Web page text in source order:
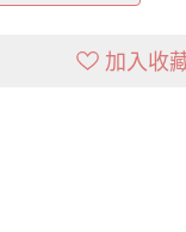
加入收